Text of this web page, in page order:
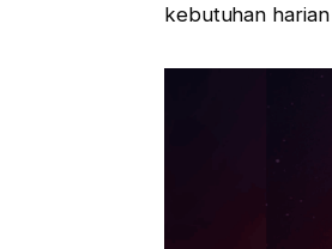
kebutuhan